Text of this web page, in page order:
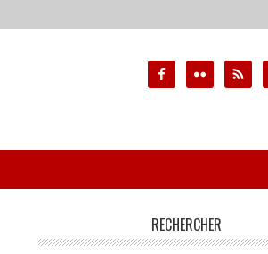
RECHERCHER